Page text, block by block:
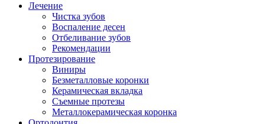
Лечение
Чистка зубов
Воспаление десен
Отбеливание зубов
Рекомендации
Протезирование
Виниры
Безметалловые коронки
Керамическая вкладка
Съемные протезы
Металлокерамическая коронка